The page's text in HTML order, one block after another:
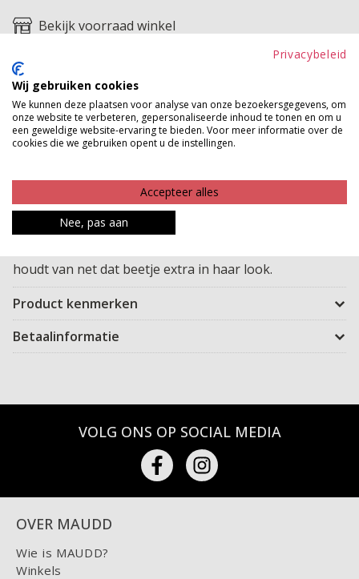
Bekijk voorraad winkel
Elastische kanten top met 3D effect echte eyecatcher
Deze prachtige top van elastisch kant is een echte
eyecatcher met een bijzonder 3D effect dat direct
opvalt. Dankzij de mooie stretch voelt de top
lichaam. Het unieke kantpatroon geeft een speelse en
vrouwelijke uitstraling waardoor je zelfs in combinatie
met de simpelste jeans moeiteloos een stijlvolle en
houdt van net dat beetje extra in haar look.
Product kenmerken
Betaalinformatie
VOLG ONS OP SOCIAL MEDIA
OVER MAUDD
Wie is MAUDD?
Winkels
Privacybeleid
Wij gebruiken cookies
We kunnen deze plaatsen voor analyse van onze bezoekersgegevens, om
onze website te verbeteren, gepersonaliseerde inhoud te tonen en om u
een geweldige website-ervaring te bieden. Voor meer informatie over de
cookies die we gebruiken opent u de instellingen.
Accepteer alles
Nee, pas aan